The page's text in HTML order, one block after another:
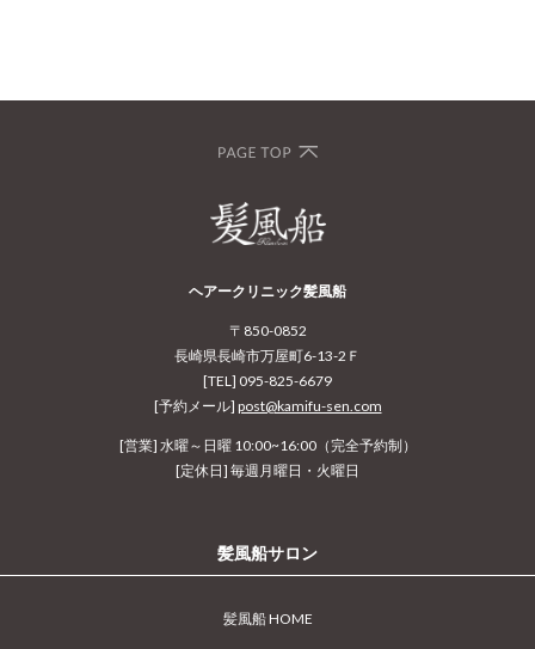
ヘアークリニック髪風船
〒850-0852
長崎県長崎市万屋町6-13-2Ｆ
[TEL] 095-825-6679
[予約メール] post@kamifu-sen.com
[営業] 水曜～日曜 10:00~16:00（完全予約制）
[定休日] 毎週月曜日・火曜日
髪風船サロン
髪風船 HOME